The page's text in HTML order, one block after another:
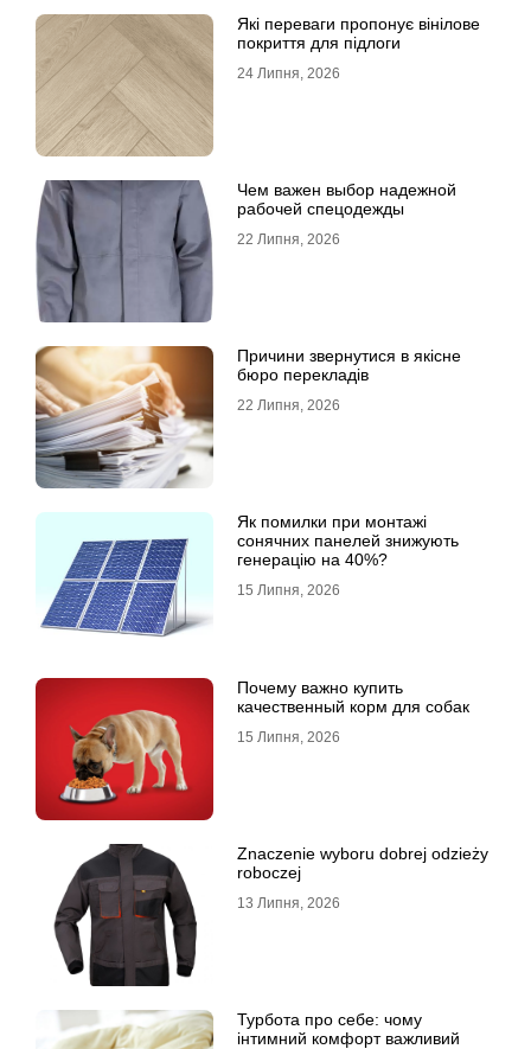
Які переваги пропонує вінілове
покриття для підлоги
24 Липня, 2026
Чем важен выбор надежной
рабочей спецодежды
22 Липня, 2026
Причини звернутися в якісне
бюро перекладів
22 Липня, 2026
Як помилки при монтажі
сонячних панелей знижують
генерацію на 40%?
15 Липня, 2026
Почему важно купить
качественный корм для собак
15 Липня, 2026
Znaczenie wyboru dobrej odzieży
roboczej
13 Липня, 2026
Турбота про себе: чому
інтимний комфорт важливий